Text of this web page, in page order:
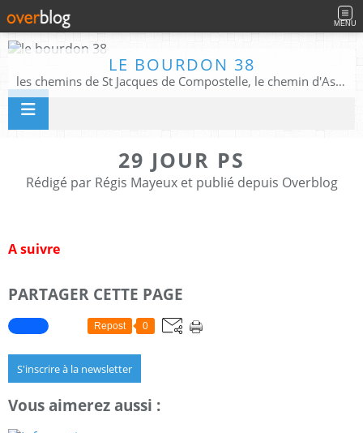
MENU
LE BOURDON 38
les chemins de St Jacques de Compostelle, le chemin d'Assise, La Voie Francigena, et autres chemins ........
29 JOUR PS
Rédigé par Régis Mayeux et publié depuis Overblog
A suivre
PARTAGER CETTE PAGE
Repost 0
S'inscrire à la newsletter
Vous aimerez aussi :